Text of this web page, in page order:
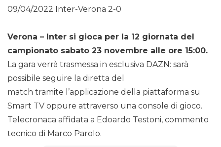
09/04/2022 Inter-Verona 2-0
Verona – Inter si gioca per la 12 giornata del
campionato sabato 23 novembre alle ore 15:00.
La gara verrà trasmessa in esclusiva DAZN: sarà
possibile seguire la diretta del
match tramite l’applicazione della piattaforma su
Smart TV oppure attraverso una console di gioco.
Telecronaca affidata a Edoardo Testoni, commento
tecnico di Marco Parolo.